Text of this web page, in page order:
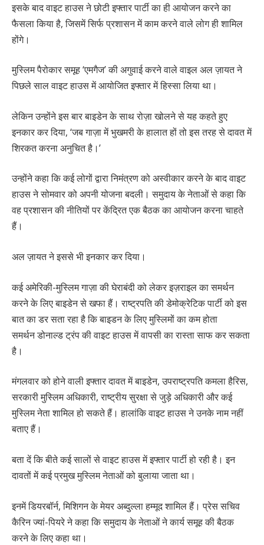
इसके बाद वाइट हाउस ने छोटी इफ्तार पार्टी का ही आयोजन करने का
फैसला किया है, जिसमें सिर्फ प्रशासन में काम करने वाले लोग ही शामिल
होंगे।
मुस्लिम पैरोकार समूह ‘एमगैज’ की अगुवाई करने वाले वाइल अल ज़ायत ने
पिछले साल वाइट हाउस में आयोजित इफ्तार में हिस्सा लिया था।
लेकिन उन्होंने इस बार बाइडेन के साथ रोज़ा खोलने से यह कहते हुए
इनकार कर दिया, ‘जब गाज़ा में भुखमरी के हालात हों तो इस तरह से दावत में
शिरकत करना अनुचित है।’
उन्होंने कहा कि कई लोगों द्वारा निमंत्रण को अस्वीकार करने के बाद वाइट
हाउस ने सोमवार को अपनी योजना बदली। समुदाय के नेताओं से कहा कि
वह प्रशासन की नीतियों पर केंद्रित एक बैठक का आयोजन करना चाहते
हैं।
अल ज़ायत ने इससे भी इनकार कर दिया।
कई अमेरिकी-मुस्लिम गाज़ा की घेराबंदी को लेकर इज़राइल का समर्थन
करने के लिए बाइडेन से खफा हैं। राष्ट्रपति की डेमोक्रेटिक पार्टी को इस
बात का डर सता रहा है कि बाइडन के लिए मुस्लिमों का कम होता
समर्थन डोनाल्ड ट्रंप की वाइट हाउस में वापसी का रास्ता साफ कर सकता
है।
मंगलवार को होने वाली इफ्तार दावत में बाइडेन, उपराष्ट्रपति कमला हैरिस,
सरकारी मुस्लिम अधिकारी, राष्ट्रीय सुरक्षा से जुड़े अधिकारी और कई
मुस्लिम नेता शामिल हो सकते हैं। हालांकि वाइट हाउस ने उनके नाम नहीं
बताए हैं।
बता दें कि बीते कई सालों से वाइट हाउस में इफ्तार पार्टी हो रही है। इन
दावतों में कई प्रमुख मुस्लिम नेताओं को बुलाया जाता था।
इनमें डियरबॉर्न, मिशिगन के मेयर अब्दुल्ला हम्मूद शामिल हैं। प्रेस सचिव
कैरिन ज्यां-पियरे ने कहा कि समुदाय के नेताओं ने कार्य समूह की बैठक
करने के लिए कहा था।